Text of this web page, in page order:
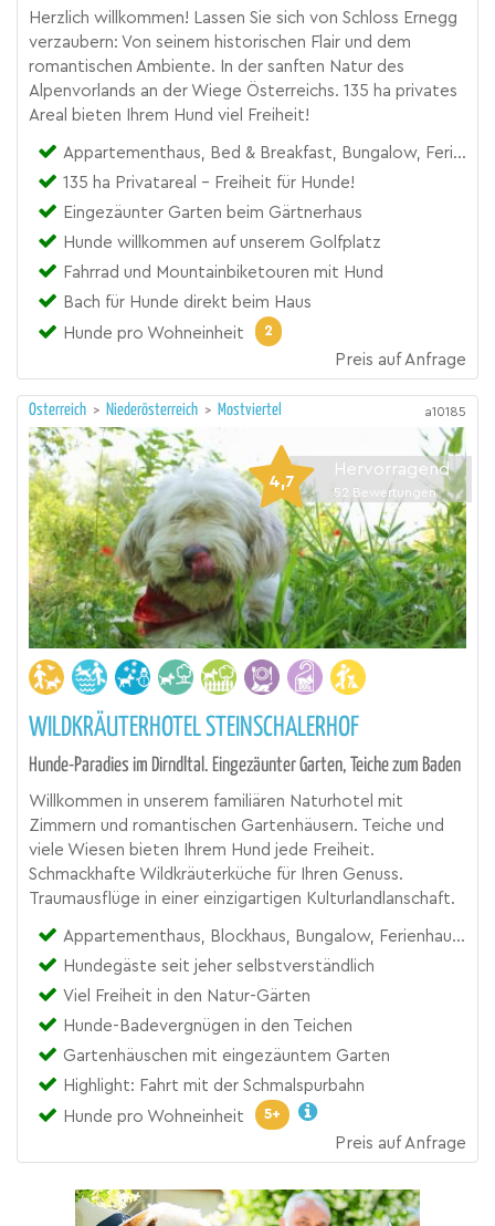
Herzlich willkommen! Lassen Sie sich von Schloss Ernegg
verzaubern: Von seinem historischen Flair und dem
romantischen Ambiente. In der sanften Natur des
Alpenvorlands an der Wiege Österreichs. 135 ha privates
Areal bieten Ihrem Hund viel Freiheit!
Appartementhaus, Bed & Breakfast, Bungalow, Ferienhaus, Hotel, Urlaubsresort, Zimmer
135 ha Privatareal - Freiheit für Hunde!
Eingezäunter Garten beim Gärtnerhaus
Hunde willkommen auf unserem Golfplatz
Fahrrad und Mountainbiketouren mit Hund
Bach für Hunde direkt beim Haus
Hunde pro Wohneinheit
2
Preis auf Anfrage
Österreich > Niederösterreich > Mostviertel a10185
4,7
Hervorragend
52 Bewertungen
WILDKRÄUTERHOTEL STEINSCHALERHOF
Hunde-Paradies im Dirndltal. Eingezäunter Garten, Teiche zum Baden
Willkommen in unserem familiären Naturhotel mit
Zimmern und romantischen Gartenhäusern. Teiche und
viele Wiesen bieten Ihrem Hund jede Freiheit.
Schmackhafte Wildkräuterküche für Ihren Genuss.
Traumausflüge in einer einzigartigen Kulturlandlanschaft.
Appartementhaus, Blockhaus, Bungalow, Ferienhaus, Gasthof, Hotel
Hundegäste seit jeher selbstverständlich
Viel Freiheit in den Natur-Gärten
Hunde-Badevergnügen in den Teichen
Gartenhäuschen mit eingezäuntem Garten
Highlight: Fahrt mit der Schmalspurbahn
Hunde pro Wohneinheit
5+
Preis auf Anfrage